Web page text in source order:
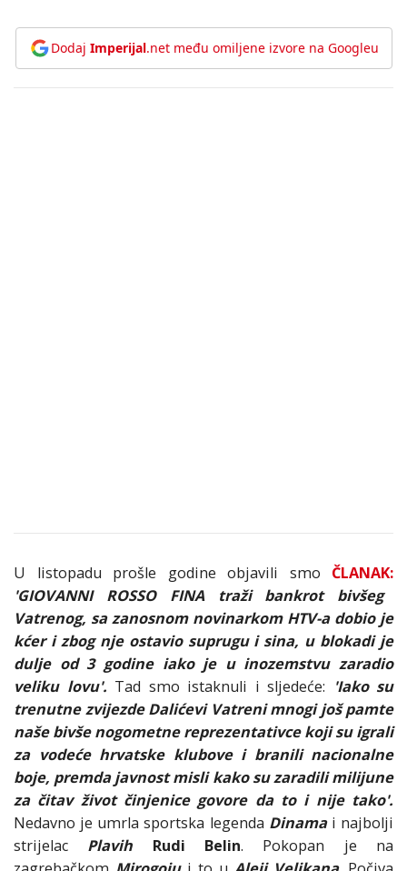
Dodaj Imperijal.net među omiljene izvore na Googleu
U listopadu prošle godine objavili smo ČLANAK:
'GIOVANNI ROSSO FINA traži bankrot bivšeg
Vatrenog, sa zanosnom novinarkom HTV-a dobio je
kćer i zbog nje ostavio suprugu i sina, u blokadi je
dulje od 3 godine iako je u inozemstvu zaradio
veliku lovu'. Tad smo istaknuli i sljedeće: 'Iako su
trenutne zvijezde Dalićevi Vatreni mnogi još pamte
naše bivše nogometne reprezentativce koji su igrali
za vodeće hrvatske klubove i branili nacionalne
boje, premda javnost misli kako su zaradili milijune
za čitav život činjenice govore da to i nije tako'.
Nedavno je umrla sportska legenda Dinamai najbolji
strijelac Plavih Rudi Belin. Pokopan je na